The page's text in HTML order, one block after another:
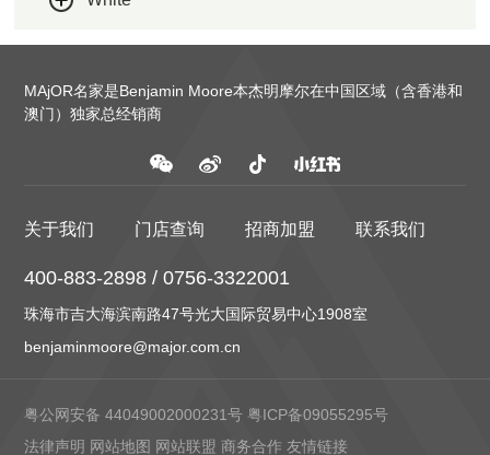
MAjOR名家是Benjamin Moore本杰明摩尔在中国区域（含香港和
澳门）独家总经销商
关于我们 门店查询 招商加盟 联系我们
400-883-2898 / 0756-3322001
珠海市吉大海滨南路47号光大国际贸易中心1908室
benjaminmoore@major.com.cn
粤公网安备 44049002000231号 粤ICP备09055295号
法律声明 网站地图 网站联盟 商务合作 友情链接